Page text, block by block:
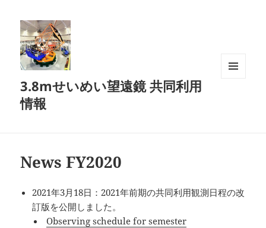
3.8mせいめい望遠鏡 共同利用
情報
News FY2020
2021年3月18日：2021年前期の共同利用観測日程の改
訂版を公開しました。
Observing schedule for semester